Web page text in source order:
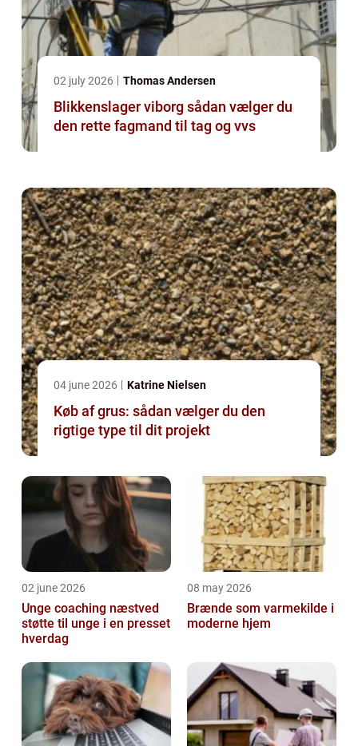
02 july 2026 Thomas Andersen
Blikkenslager viborg sådan vælger du
den rette fagmand til tag og vvs
04 june 2026 Katrine Nielsen
Køb af grus: sådan vælger du den
rigtige type til dit projekt
02 june 2026
Unge coaching næstved
støtte til unge i en presset
hverdag
08 may 2026
Brænde som varmekilde i
moderne hjem